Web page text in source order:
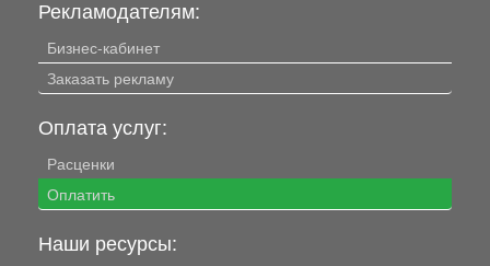
Рекламодателям:
Бизнес-кабинет
Заказать рекламу
Оплата услуг:
Расценки
Оплатить
Наши ресурсы: